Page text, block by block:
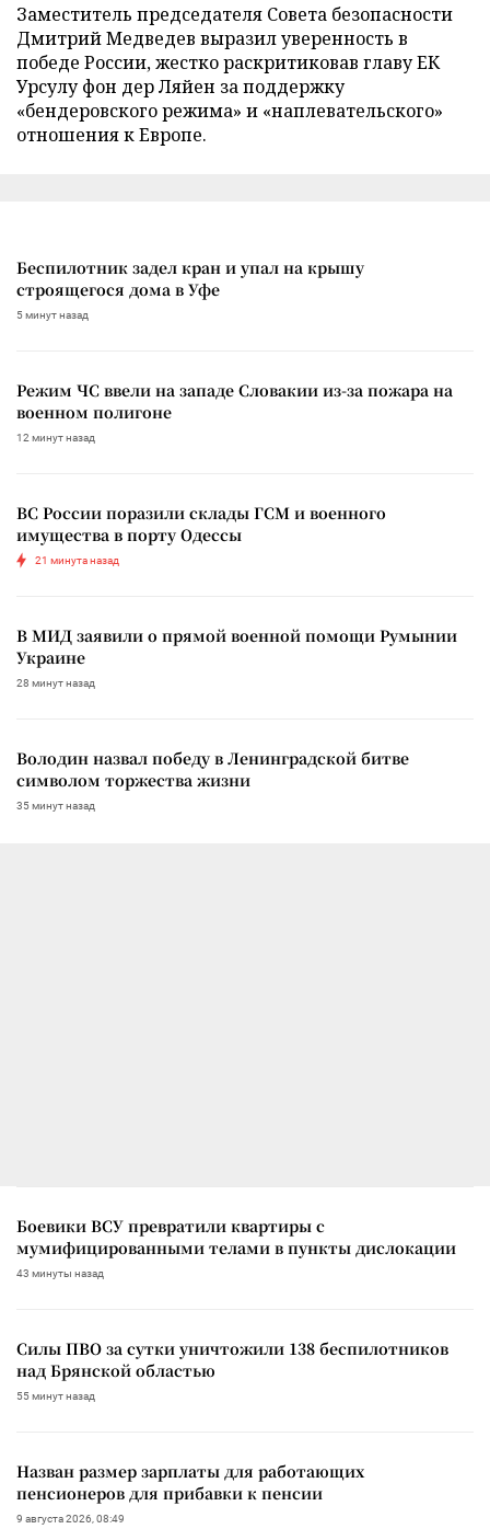
Заместитель председателя Совета безопасности
Дмитрий Медведев выразил уверенность в
победе России, жестко раскритиковав главу ЕК
Урсулу фон дер Ляйен за поддержку
«бендеровского режима» и «наплевательского»
отношения к Европе.
Беспилотник задел кран и упал на крышу
строящегося дома в Уфе
5 минут назад
Режим ЧС ввели на западе Словакии из-за пожара на
военном полигоне
12 минут назад
ВС России поразили склады ГСМ и военного
имущества в порту Одессы
21 минута назад
В МИД заявили о прямой военной помощи Румынии
Украине
28 минут назад
Володин назвал победу в Ленинградской битве
символом торжества жизни
35 минут назад
Боевики ВСУ превратили квартиры с
мумифицированными телами в пункты дислокации
43 минуты назад
Силы ПВО за сутки уничтожили 138 беспилотников
над Брянской областью
55 минут назад
Назван размер зарплаты для работающих
пенсионеров для прибавки к пенсии
9 августа 2026, 08:49